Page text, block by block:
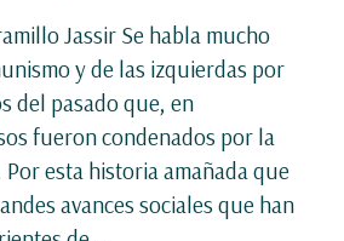
Jassir Se habla mucho
y de las izquierdas por
del pasado que, en
fueron condenados por la
esta historia amañada que
avances sociales que han